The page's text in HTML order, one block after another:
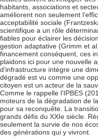
habitants, associations et
améliorent non seulement
acceptabilité sociale
scientifique a un rôle
fiables pour éclairer les
gestion adaptative (Grimm et
financement conséquent, ces
plaidons ici pour une nouvelle
d’infrastructure intègre une
dégradé est vu comme une
citoyen est un acteur de la
Comme le rappelle l’IPBES
moteurs de la dégradation de
pour sa reconquête. La
grands défis du XXIe siècle.
seulement la survie de nos
des générations qui y vivront.